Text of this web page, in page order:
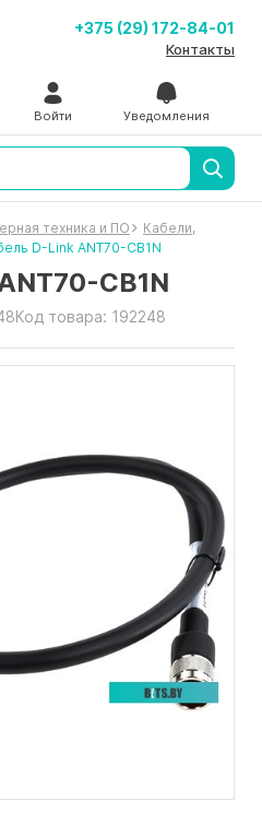
+375 (29) 172-84-01
Контакты
Войти Уведомления
техника и ПО
Кабели,
D-Link ANT70-CB1N
CB1N
Код товара: 192248